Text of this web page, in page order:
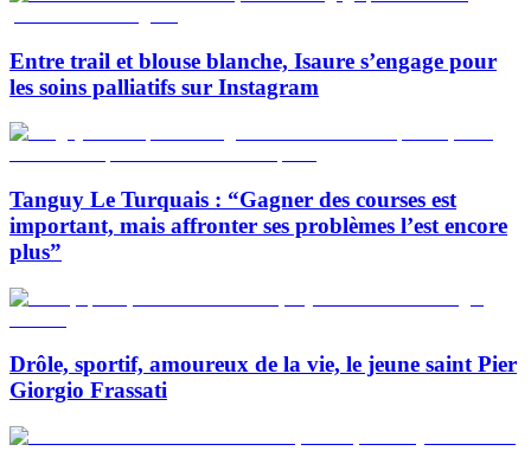
Entre trail et blouse blanche, Isaure s’engage pour
les soins palliatifs sur Instagram
Tanguy Le Turquais : “Gagner des courses est
important, mais affronter ses problèmes l’est encore
plus”
Drôle, sportif, amoureux de la vie, le jeune saint Pier
Giorgio Frassati